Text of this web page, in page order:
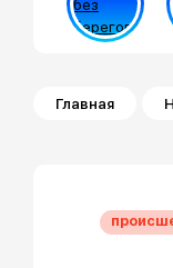
Строка
Главная